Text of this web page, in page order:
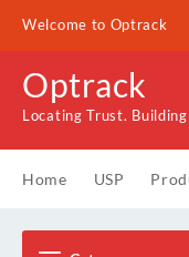
content
Welcome to Optrack
Optrack
Locating Trust. Building
Home USP